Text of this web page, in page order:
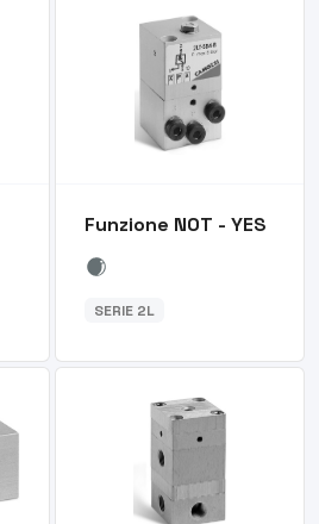
Funzione NOT - YES
SERIE 2L